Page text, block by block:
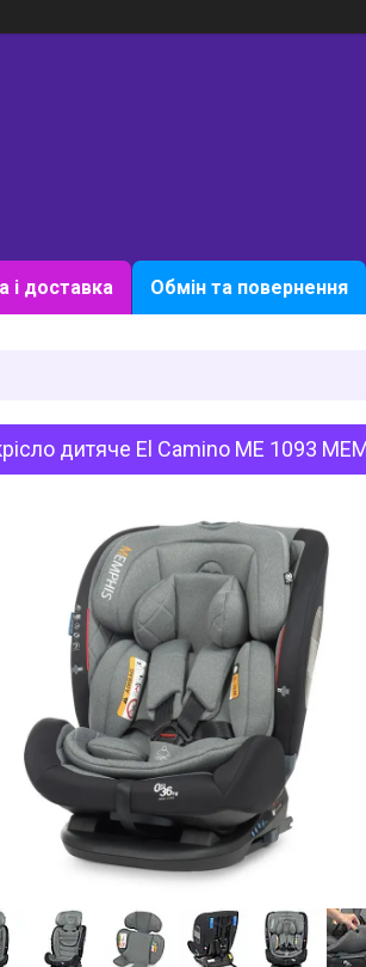
і доставка Обмін та повернення
дитяче El Camino ME 1093